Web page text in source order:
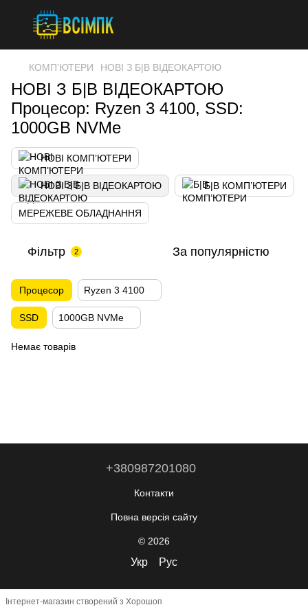
КОМП’ЮТЕРИ НОВІ З Б|В ВІДЕОКАРТОЮ
НОВІ З Б|В ВІДЕОКАРТОЮ
Процесор: Ryzen 3 4100, SSD:
1000GB NVMe
НОВІ КОМП’ЮТЕРИ
НОВІ З Б|В ВІДЕОКАРТОЮ Б|В КОМП’ЮТЕРИ
МЕРЕЖЕВЕ ОБЛАДНАННЯ
Фільтр 2 За популярністю
Процесор Ryzen 3 4100
SSD 1000GB NVMe
Немає товарів
+380987201080
Контакти
Повна версія сайту
© 2026
Укр Рус
Інтернет-магазин створений з Хорошоп